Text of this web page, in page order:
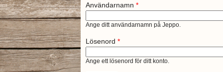
Användarnamn *
Ange ditt användarnamn på Jeppo.
Lösenord *
Ange ett lösenord för ditt konto.